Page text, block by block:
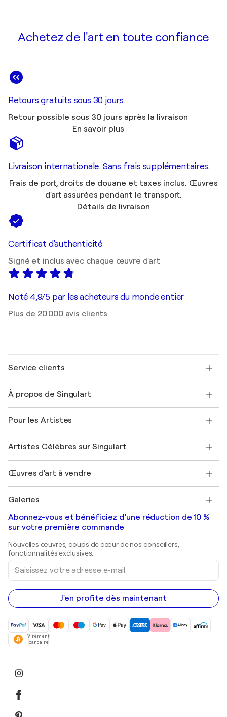
Achetez de l'art en toute confiance
Retours gratuits sous 30 jours
Retour possible sous 30 jours après la livraison
En savoir plus
Livraison internationale. Sans frais supplémentaires.
Frais de port, droits de douane et taxes inclus. Œuvres
d'art assurées pendant le transport.
Détails de livraison
Certificat d'authenticité
Signé et inclus avec chaque œuvre d'art
Noté 4,9/5 par les acheteurs du monde entier
Plus de 20 000 avis clients
Service clients
Expédition
Offrir une carte cadeau
Rejoignez notre programme commercial
Mon compte
+33 1 76 44 06 42
À propos de Singulart
FAQ
Magazine Singulart
Emplois
Découvrez une sélection d'art original
Pour les Artistes
Se connecter en tant qu'Artiste
Artistes Célèbres sur Singulart
Marc Chagall
Banksy
Mr. Brainwash
Shepard Fairey
Œuvres d'art à vendre
Tableaux abstraits à vendre
Peintures de paysage
Estampes
Peintures acryliques
Galeries
Galeries d'art en France
Galeries d'art en Belgique
Abonnez-vous et bénéficiez d’une réduction de 10 %
sur votre première commande
Nouvelles œuvres, coups de cœur de nos conseillers,
fonctionnalités exclusives.
Saisissez
votre
adresse
e-
mail
J'en profite dès maintenant
Virement
bancaire